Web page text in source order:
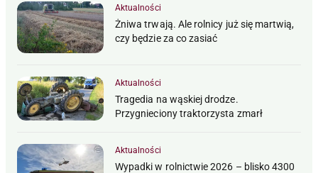
Aktualności
Żniwa trwają. Ale rolnicy już się martwią,
czy będzie za co zasiać
Aktualności
Tragedia na wąskiej drodze.
Przygnieciony traktorzysta zmarł
Aktualności
Wypadki w rolnictwie 2026 – blisko 4300